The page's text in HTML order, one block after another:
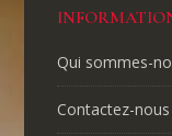
Qui sommes-
Contactez-nous